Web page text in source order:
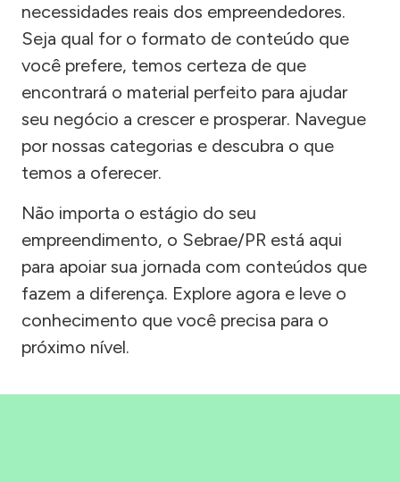
necessidades reais dos empreendedores.
Seja qual for o formato de conteúdo que
você prefere, temos certeza de que
encontrará o material perfeito para ajudar
seu negócio a crescer e prosperar. Navegue
por nossas categorias e descubra o que
temos a oferecer.
Não importa o estágio do seu
empreendimento, o Sebrae/PR está aqui
para apoiar sua jornada com conteúdos que
fazem a diferença. Explore agora e leve o
conhecimento que você precisa para o
próximo nível.